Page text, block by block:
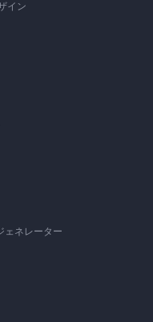
イン
ェネレーター